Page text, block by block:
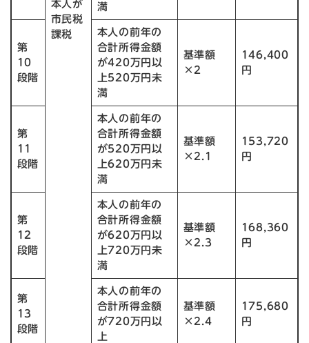
本人が
市民税
課税
満
第
10
段階
本人の前年の
合計所得金額
が420万円以
上520万円未
満
基準額
×2
146,400
円
第
11
段階
本人の前年の
合計所得金額
が520万円以
上620万円未
満
基準額
×2.1
153,720
円
第
12
段階
本人の前年の
合計所得金額
が620万円以
上720万円未
満
基準額
×2.3
168,360
円
第
13
段階
本人の前年の
合計所得金額
が720万円以
上
基準額
×2.4
175,680
円